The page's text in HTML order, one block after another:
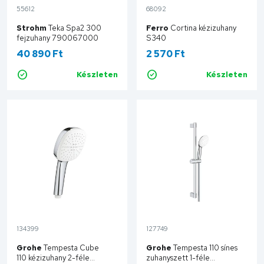
55612
StrohmTeka Spa2 300
fejzuhany 790067000
40 890 Ft
Készleten
Kosárba
68092
Ferro Cortina kézizuhany
S340
2 570 Ft
Készleten
Kosárba
134399
GroheTempesta Cube
110 kézizuhany 2-féle
127749
GroheTempesta 110 sínes
zuhanyszett 1-féle